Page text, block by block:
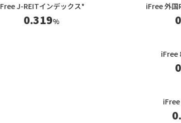
J-REITインデックス*
0.319%
iFree 外国
iFree